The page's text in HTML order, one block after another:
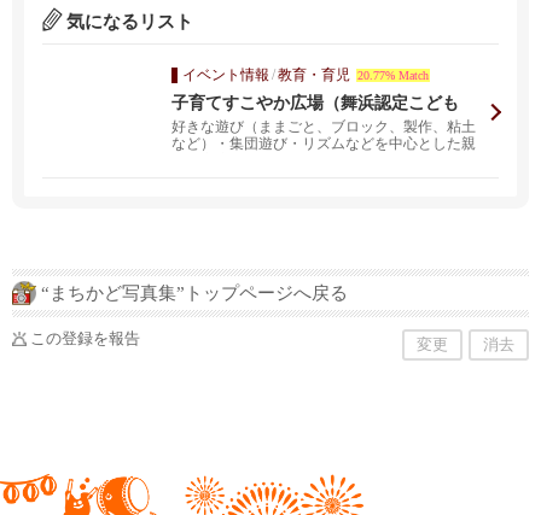
気になるリスト
イベント情報 /教育・育児 20.77% Match
子育てすこやか広場（舞浜認定こども
園）
好きな遊び（ままごと、ブロック、製作、粘土
など）・集団遊び・リズムなどを中心とした親
“まちかど写真集”トップページへ戻る
この登録を報告 変更 消去